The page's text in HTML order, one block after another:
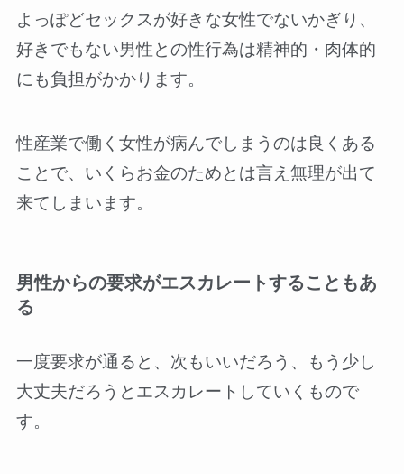
よっぽどセックスが好きな女性でないかぎり、
好きでもない男性との性行為は精神的・肉体的
にも負担がかかります。
性産業で働く女性が病んでしまうのは良くある
ことで、いくらお金のためとは言え無理が出て
来てしまいます。
男性からの要求がエスカレートすることもあ
る
一度要求が通ると、次もいいだろう、もう少し
大丈夫だろうとエスカレートしていくもので
す。